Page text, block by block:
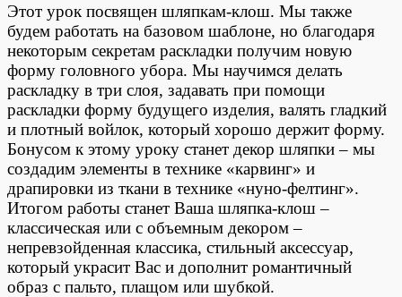
Этот урок посвящен шляпкам-клош. Мы также
будем работать на базовом шаблоне, но благодаря
некоторым секретам раскладки получим новую
форму головного убора. Мы научимся делать
раскладку в три слоя, задавать при помощи
раскладки форму будущего изделия, валять гладкий
и плотный войлок, который хорошо держит форму.
Бонусом к этому уроку станет декор шляпки – мы
создадим элементы в технике «карвинг» и
драпировки из ткани в технике «нуно-фелтинг».
Итогом работы станет Ваша шляпка-клош –
классическая или с объемным декором –
непревзойденная классика, стильный аксессуар,
который украсит Вас и дополнит романтичный
образ с пальто, плащом или шубкой.